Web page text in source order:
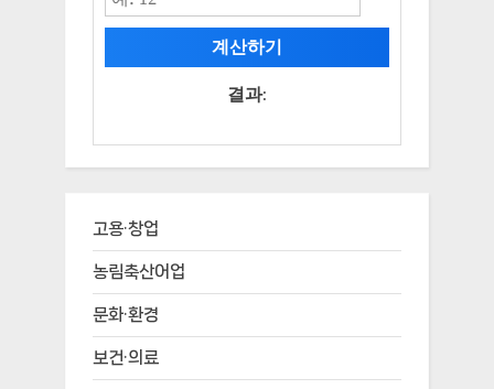
계산하기
결과:
고용·창업
농림축산어업
문화·환경
보건·의료